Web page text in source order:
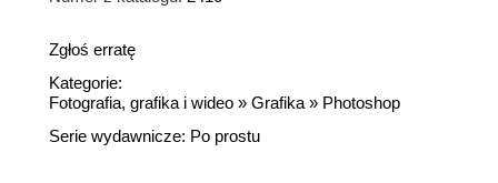
Zgłoś erratę
Kategorie:
Fotografia, grafika i wideo » Grafika » Photoshop
Serie wydawnicze: Po prostu